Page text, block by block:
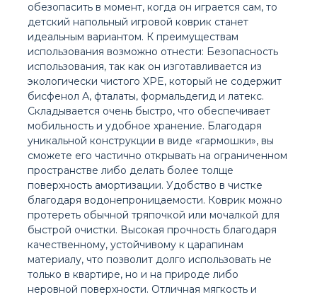
обезопасить в момент, когда он играется сам, то
детский напольный игровой коврик станет
идеальным вариантом. К преимуществам
использования возможно отнести: Безопасность
использования, так как он изготавливается из
экологически чистого XPE, который не содержит
бисфенол А, фталаты, формальдегид и латекс.
Складывается очень быстро, что обеспечивает
мобильность и удобное хранение. Благодаря
уникальной конструкции в виде «гармошки», вы
сможете его частично открывать на ограниченном
пространстве либо делать более толще
поверхность амортизации. Удобство в чистке
благодаря водонепроницаемости. Коврик можно
протереть обычной тряпочкой или мочалкой для
быстрой очистки. Высокая прочность благодаря
качественному, устойчивому к царапинам
материалу, что позволит долго использовать не
только в квартире, но и на природе либо
неровной поверхности. Отличная мягкость и